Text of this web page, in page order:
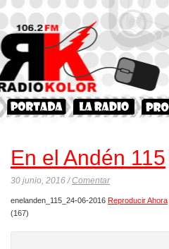
En el Andén 115
30 junio, 2016 /Comentar
enelanden_115_24-06-2016 Reproducir Ahora
(167)